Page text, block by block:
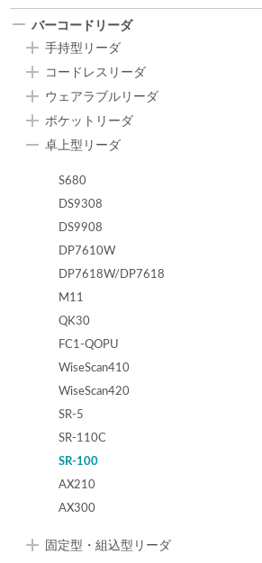
バーコードリーダ
手持型リーダ
コードレスリーダ
ウェアラブルリーダ
ポケットリーダ
卓上型リーダ
S680
DS9308
DS9908
DP7610W
DP7618W/DP7618
M11
QK30
FC1-QOPU
WiseScan410
WiseScan420
SR-5
SR-110C
SR-100
AX210
AX300
固定型・組込型リーダ